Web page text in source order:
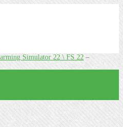
Simulator 22 \ FS 22–